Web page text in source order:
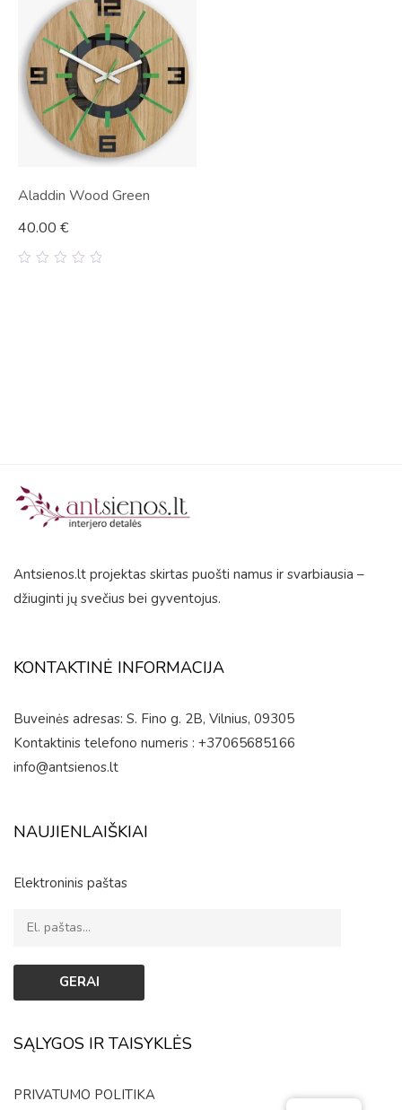
Aladdin Wood Green
40.00 €
Antsienos.lt projektas skirtas puošti namus ir svarbiausia –
džiuginti jų svečius bei gyventojus.
KONTAKTINĖ INFORMACIJA
Buveinės adresas: S. Fino g. 2B, Vilnius, 09305
Kontaktinis telefono numeris : +37065685166
info@antsienos.lt
NAUJIENLAIŠKIAI
Elektroninis paštas
SĄLYGOS IR TAISYKLĖS
PRIVATUMO POLITIKA